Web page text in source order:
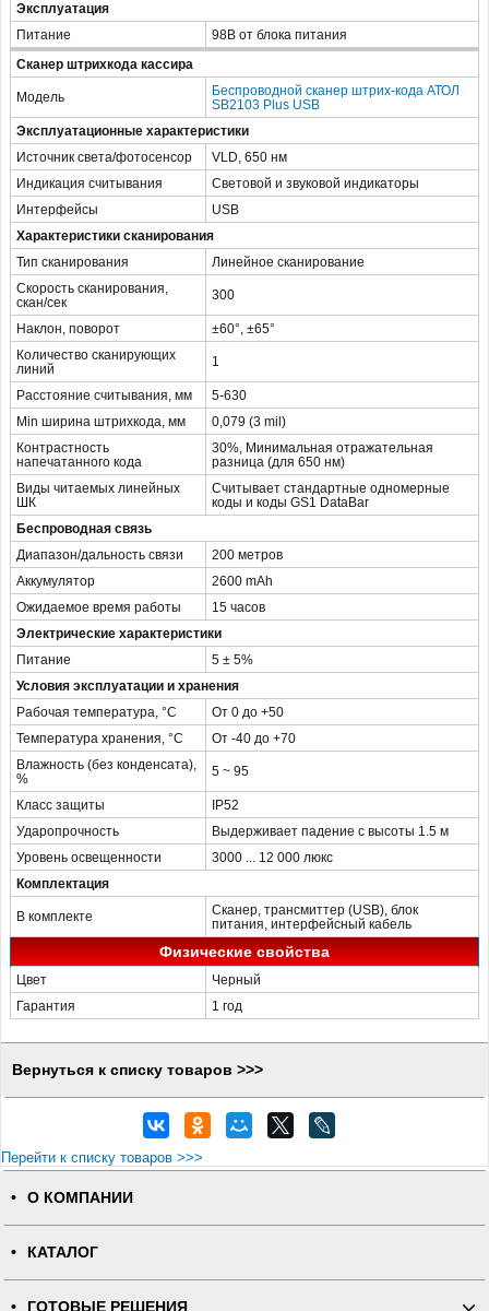
Эксплуатация
Питание
98В от блока питания
Сканер штрихкода кассира
Модель
Беспроводной сканер штрих-кода АТОЛ
SB2103 Plus USB
Эксплуатационные характеристики
Источник света/фотосенсор
VLD, 650 нм
Индикация считывания
Световой и звуковой индикаторы
Интерфейсы
USB
Характеристики сканирования
Тип сканирования
Линейное сканирование
Скорость сканирования,
скан/сек
300
Наклон, поворот
±60°, ±65°
Количество сканирующих
линий
1
Расстояние считывания, мм
5-630
Min ширина штрихкода, мм
0,079 (3 mil)
Контрастность
напечатанного кода
30%, Минимальная отражательная
разница (для 650 нм)
Виды читаемых линейных
ШК
Считывает стандартные одномерные
коды и коды GS1 DataBar
Беспроводная связь
Диапазон/дальность связи
200 метров
Аккумулятор
2600 mAh
Ожидаемое время работы
15 часов
Электрические характеристики
Питание
5 ± 5%
Условия эксплуатации и хранения
Рабочая температура, °C
От 0 до +50
Температура хранения, °C
От -40 до +70
Влажность (без конденсата),
%
5 ~ 95
Класс защиты
IP52
Ударопрочность
Выдерживает падение с высоты 1.5 м
Уровень освещенности
3000 ... 12 000 люкс
Комплектация
В комплекте
Сканер, трансмиттер (USB), блок
питания, интерфейсный кабель
Физические свойства
Цвет
Черный
Гарантия
1 год
Вернуться к списку товаров >>>
Перейти к списку товаров >>>
О КОМПАНИИ
КАТАЛОГ
ГОТОВЫЕ РЕШЕНИЯ